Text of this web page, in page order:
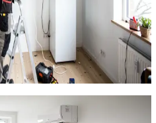
du skal vælge
på tværs af mærker
der skal udskiftes
kvalitet kombination
til din boligtype
30 04
— rum for rum